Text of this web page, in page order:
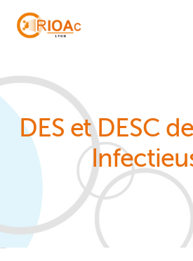
DES et DESC
Panneau de gestion des cookies